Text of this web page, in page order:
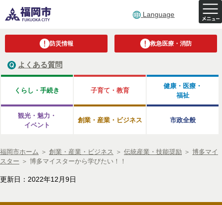
Language
防災情報 救急医療・消防
よくある質問
くらし・手続き 子育て・教育
健康・医療・
福祉
観光・魅力・
イベント
創業・産業・ビジネス 市政全般
福岡市ホーム ＞ 創業・産業・ビジネス ＞ 伝統産業・技能奨励 ＞ 博多マイ
スター ＞ 博多マイスターから学びたい！！
更新日：2022年12月9日